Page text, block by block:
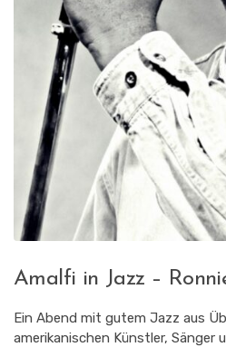
Amalfi in Jazz –
Ein Abend mit gutem Jazz aus
amerikanischen Künstler, Sänger